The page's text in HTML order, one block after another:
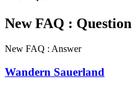
New FAQ : Question
New FAQ : Answer
Wandern Sauerland